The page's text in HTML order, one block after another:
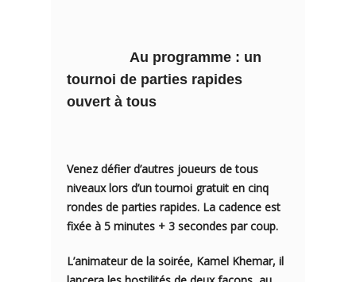
Au programme : un
tournoi de parties rapides
ouvert à tous
Venez défier d’autres joueurs detous
niveauxlors d’untournoi gratuit en cinq
rondes de parties rapides. La cadence est
fixée à 5 minutes + 3 secondes par coup.
L’animateur de la soirée, Kamel Khemar, il